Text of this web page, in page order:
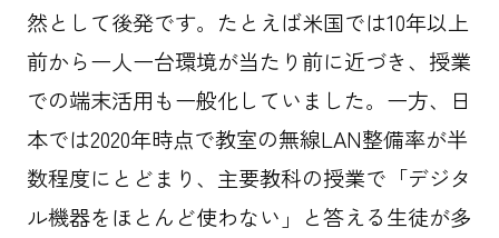
然として後発です。たとえば米国では10年以上
前から一人一台環境が当たり前に近づき、授業
での端末活用も一般化していました。一方、日
本では2020年時点で教室の無線LAN整備率が半
数程度にとどまり、主要教科の授業で「デジタ
ル機器をほとんど使わない」と答える生徒が多